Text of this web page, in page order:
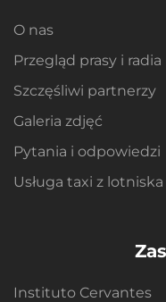
O nas
Przegląd prasy i radia
Szczęśliwi partnerzy
Galeria zdjęć
Pytania i odpowiedzi
Usługa taxi z lotniska
Instituto Cervantes